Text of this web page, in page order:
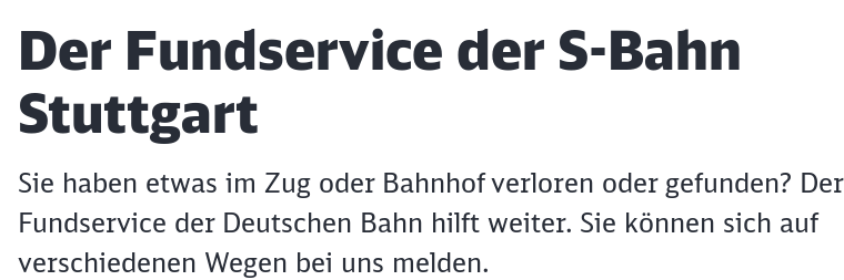
Artikel:
Der Fundservice der S-Bahn
Stuttgart
Sie haben etwas im Zug oder Bahnhof verloren oder gefunden? Der
Fundservice der Deutschen Bahn hilft weiter. Sie können sich auf
verschiedenen Wegen bei uns melden.